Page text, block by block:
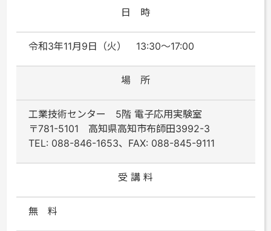
日 時
令和3年11月9日（火） 13:30～17:00
場 所
工業技術センター 5階 電子応用実験室
〒781-5101 高知県高知市布師田3992-3
TEL: 088-846-1653、FAX: 088-845-9111
受 講 料
無 料